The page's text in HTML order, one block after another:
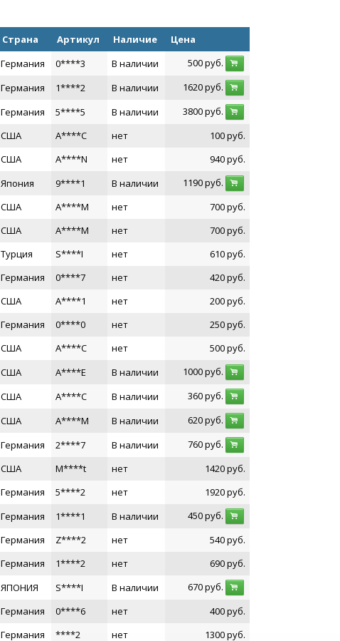
Страна Артикул Наличие
Цена
Германия 0****3 В наличии 500руб.
Германия 1****2 В наличии 1620руб.
Германия 5****5 В наличии 3800руб.
США A****C нет 100руб.
США A****N нет 940руб.
Япония 9****1 В наличии 1190руб.
США A****M нет 700руб.
США A****M нет 700руб.
Турция S****I нет 610руб.
Германия 0****7 нет 420руб.
США A****1 нет 200руб.
Германия 0****0 нет 250руб.
США A****C нет 500руб.
США A****E В наличии 1000руб.
США A****C В наличии 360руб.
США A****M В наличии 620руб.
Германия 2****7 В наличии 760руб.
США M****t нет 1420руб.
Германия 5****2 нет 1920руб.
Германия 1****1 В наличии 450руб.
Германия Z****2 нет 540руб.
Германия 1****2 нет 690руб.
ЯПОНИЯ S****I В наличии 670руб.
Германия 0****6 нет 400руб.
Германия ****2 нет 1300руб.